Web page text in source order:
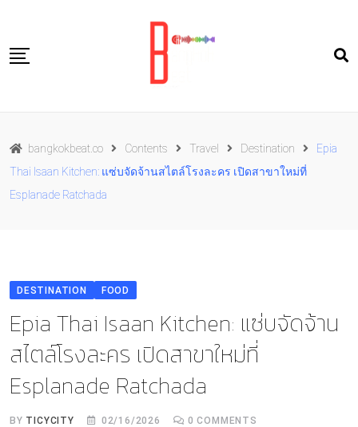
content
Food
Culture
bangkokbeat.co Contents Travel Destination
Epia
Thai Isaan Kitchen: แซ่บจัดจ้านสไตล์โรงละคร เปิดสาขาใหม่ที่
Esplanade Ratchada
DESTINATION FOOD
Epia Thai Isaan Kitchen: แซ่บจัดจ้าน
สไตล์โรงละคร เปิดสาขาใหม่ที่
Esplanade Ratchada
BY TICYCITY 02/16/2026 0 COMMENTS